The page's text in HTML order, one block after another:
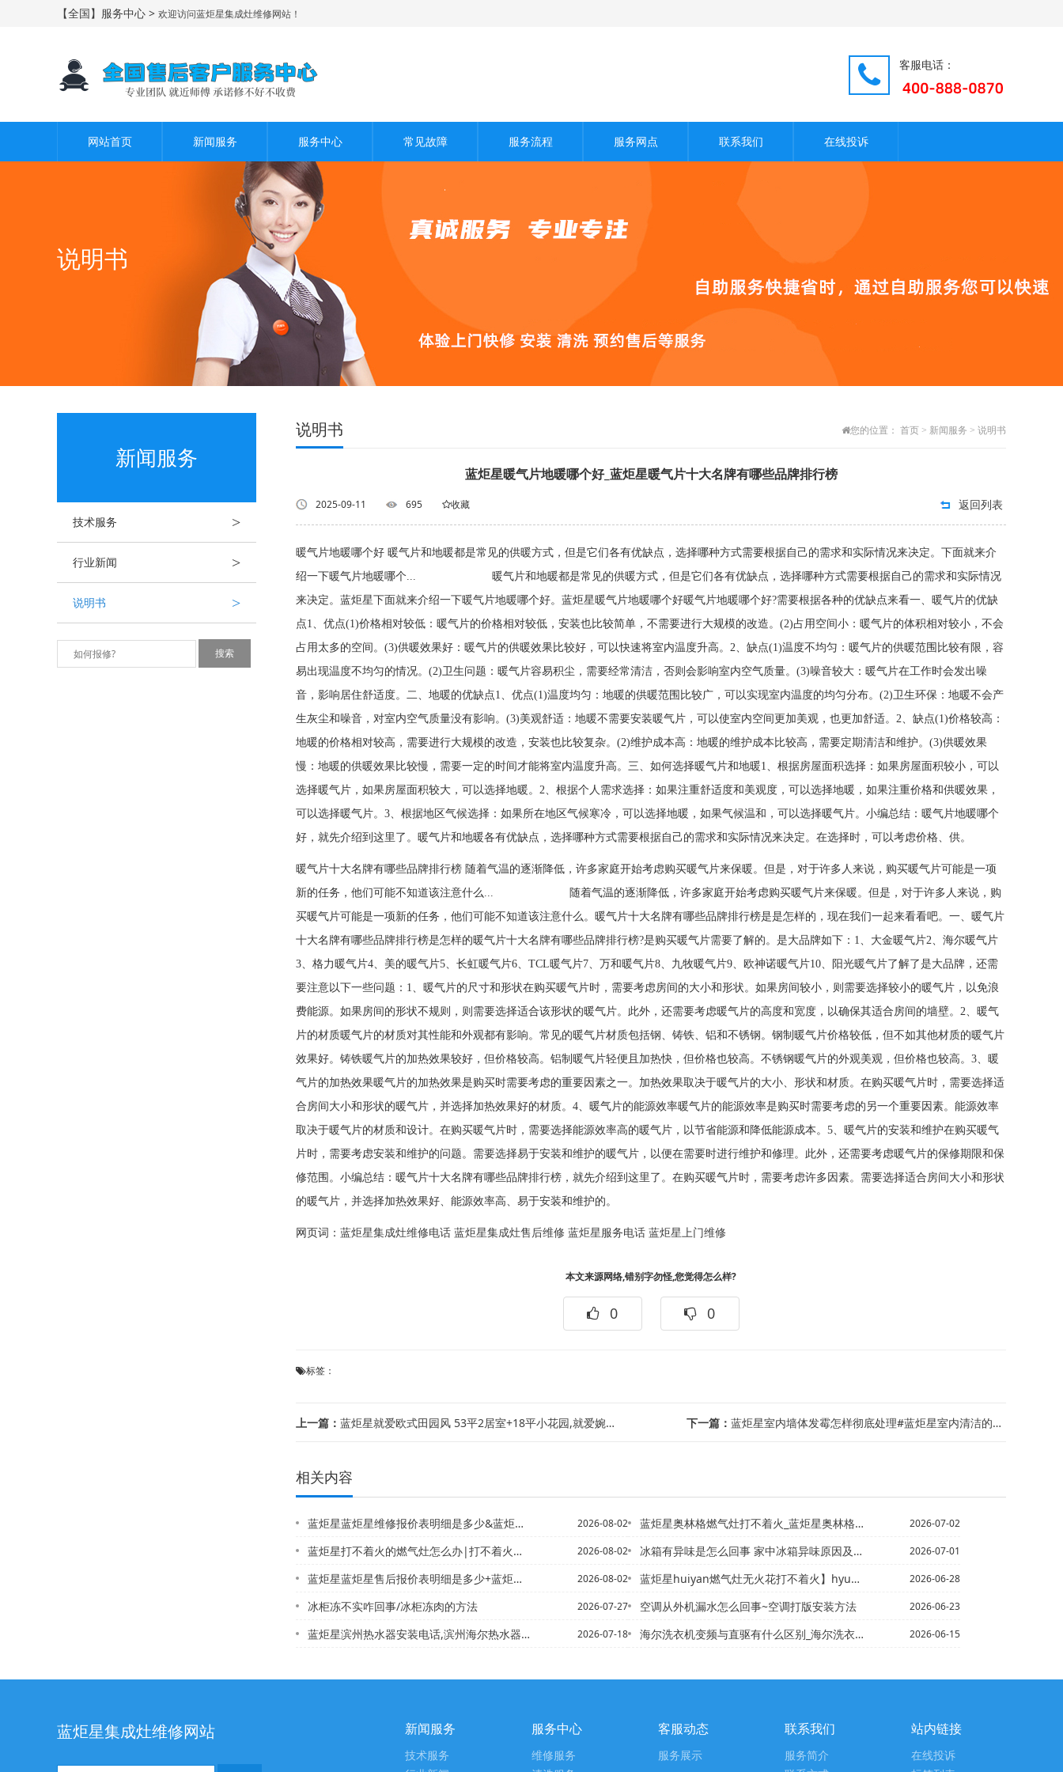
【全国】服务中心 > 欢迎访问蓝炬星集成灶维修网站！
客服电话：
网站首页 新闻服务 服务中心 常见故障 服务流程 服务网点 联系我们 在线投诉
说明书
新闻服务
技术服务 >
行业新闻 >
说明书 >
说明书 您的位置： 首页 > 新闻服务 > 说明书
蓝炬星暖气片地暖哪个好_蓝炬星暖气片十大名牌有哪些品牌排行榜
2025-09-11 695 收藏 返回列表
暖气片地暖哪个好 暖气片和地暖都是常见的供暖方式，但是它们各有优缺点，选择哪种方式需要根据自己的需求和实际情况来决定。下面就来介
绍一下暖气片地暖哪个... 暖气片和地暖都是常见的供暖方式，但是它们各有优缺点，选择哪种方式需要根据自己的需求和实际情况
来决定。蓝炬星下面就来介绍一下暖气片地暖哪个好。蓝炬星暖气片地暖哪个好暖气片地暖哪个好?需要根据各种的优缺点来看一、暖气片的优缺
点1、优点(1)价格相对较低：暖气片的价格相对较低，安装也比较简单，不需要进行大规模的改造。(2)占用空间小：暖气片的体积相对较小，不会
占用太多的空间。(3)供暖效果好：暖气片的供暖效果比较好，可以快速将室内温度升高。2、缺点(1)温度不均匀：暖气片的供暖范围比较有限，容
易出现温度不均匀的情况。(2)卫生问题：暖气片容易积尘，需要经常清洁，否则会影响室内空气质量。(3)噪音较大：暖气片在工作时会发出噪
音，影响居住舒适度。二、地暖的优缺点1、优点(1)温度均匀：地暖的供暖范围比较广，可以实现室内温度的均匀分布。(2)卫生环保：地暖不会产
生灰尘和噪音，对室内空气质量没有影响。(3)美观舒适：地暖不需要安装暖气片，可以使室内空间更加美观，也更加舒适。2、缺点(1)价格较高：
地暖的价格相对较高，需要进行大规模的改造，安装也比较复杂。(2)维护成本高：地暖的维护成本比较高，需要定期清洁和维护。(3)供暖效果
慢：地暖的供暖效果比较慢，需要一定的时间才能将室内温度升高。三、如何选择暖气片和地暖1、根据房屋面积选择：如果房屋面积较小，可以
选择暖气片，如果房屋面积较大，可以选择地暖。2、根据个人需求选择：如果注重舒适度和美观度，可以选择地暖，如果注重价格和供暖效果，
可以选择暖气片。3、根据地区气候选择：如果所在地区气候寒冷，可以选择地暖，如果气候温和，可以选择暖气片。小编总结：暖气片地暖哪个
好，就先介绍到这里了。暖气片和地暖各有优缺点，选择哪种方式需要根据自己的需求和实际情况来决定。在选择时，可以考虑价格、供。
暖气片十大名牌有哪些品牌排行榜 随着气温的逐渐降低，许多家庭开始考虑购买暖气片来保暖。但是，对于许多人来说，购买暖气片可能是一项
新的任务，他们可能不知道该注意什么... 随着气温的逐渐降低，许多家庭开始考虑购买暖气片来保暖。但是，对于许多人来说，购
买暖气片可能是一项新的任务，他们可能不知道该注意什么。暖气片十大名牌有哪些品牌排行榜是是怎样的，现在我们一起来看看吧。一、暖气片
十大名牌有哪些品牌排行榜是怎样的暖气片十大名牌有哪些品牌排行榜?是购买暖气片需要了解的。是大品牌如下：1、大金暖气片2、海尔暖气片
3、格力暖气片4、美的暖气片5、长虹暖气片6、TCL暖气片7、万和暖气片8、九牧暖气片9、欧神诺暖气片10、阳光暖气片了解了是大品牌，还需
要注意以下一些问题：1、暖气片的尺寸和形状在购买暖气片时，需要考虑房间的大小和形状。如果房间较小，则需要选择较小的暖气片，以免浪
费能源。如果房间的形状不规则，则需要选择适合该形状的暖气片。此外，还需要考虑暖气片的高度和宽度，以确保其适合房间的墙壁。2、暖气
片的材质暖气片的材质对其性能和外观都有影响。常见的暖气片材质包括钢、铸铁、铝和不锈钢。钢制暖气片价格较低，但不如其他材质的暖气片
效果好。铸铁暖气片的加热效果较好，但价格较高。铝制暖气片轻便且加热快，但价格也较高。不锈钢暖气片的外观美观，但价格也较高。3、暖
气片的加热效果暖气片的加热效果是购买时需要考虑的重要因素之一。加热效果取决于暖气片的大小、形状和材质。在购买暖气片时，需要选择适
合房间大小和形状的暖气片，并选择加热效果好的材质。4、暖气片的能源效率暖气片的能源效率是购买时需要考虑的另一个重要因素。能源效率
取决于暖气片的材质和设计。在购买暖气片时，需要选择能源效率高的暖气片，以节省能源和降低能源成本。5、暖气片的安装和维护在购买暖气
片时，需要考虑安装和维护的问题。需要选择易于安装和维护的暖气片，以便在需要时进行维护和修理。此外，还需要考虑暖气片的保修期限和保
修范围。小编总结：暖气片十大名牌有哪些品牌排行榜，就先介绍到这里了。在购买暖气片时，需要考虑许多因素。需要选择适合房间大小和形状
的暖气片，并选择加热效果好、能源效率高、易于安装和维护的。
网页词： 蓝炬星集成灶维修电话 蓝炬星集成灶售后维修 蓝炬星服务电话 蓝炬星上门维修
本文来源网络,错别字勿怪,您觉得怎么样?
0 0
标签：
上一篇： 蓝炬星就爱欧式田园风 53平2居室+18平小花园,就爱婉约中式美 2室2厅历久弥... 下一篇： 蓝炬星室内墙体发霉怎样彻底处理#蓝炬星室内清洁的10个要点
相关内容
蓝炬星蓝炬星维修报价表明细是多少&蓝炬星售后怎么样2027年最新收费标准 2026-08-02
蓝炬星打不着火的燃气灶怎么办|打不着火的燃气灶怎么修理 2026-08-02
蓝炬星蓝炬星售后报价表明细是多少+蓝炬星蓝炬星售后报价表明细是多少2027更新 2026-08-02
冰柜冻不实咋回事/冰柜冻肉的方法 2026-07-27
蓝炬星滨州热水器安装电话,滨州海尔热水器专卖店地址%滨州热水器清洗电话,58同城... 2026-07-18
蓝炬星奥林格燃气灶打不着火_蓝炬星奥林格燃气灶点不着火 2026-07-02
冰箱有异味是怎么回事 家中冰箱异味原因及去除技巧_1#冰箱有异味怎么 冰箱恒温有... 2026-07-01
蓝炬星huiyan燃气灶无火花打不着火】hyundai燃气灶打不着火 2026-06-28
空调从外机漏水怎么回事~空调打版安装方法 2026-06-23
海尔洗衣机变频与直驱有什么区别_海尔洗衣机变频与直驱的区别介绍】海尔洗衣机波轮8... 2026-06-15
蓝炬星集成灶维修网站 新闻服务
技术服务
服务中心
维修服务
客服动态
服务展示
联系我们
服务简介
站内链接
在线投诉